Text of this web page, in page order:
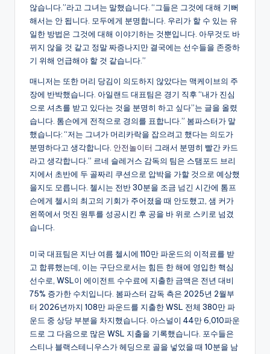
않습니다.”라고 그녀는 말했습니다. “그들은 그것에 대해 기뻐
해서는 안 됩니다. 모두에게 분명합니다. 우리가 할 수 있는 유
일한 방법은 그것에 대해 이야기하는 것뿐입니다. 아무것도 바
뀌지 않을 것 같고 정말 짜증나지만 결국에는 선수들을 존중하
기 위해 언급해야 할 것 같습니다.”
매니저는 또한 머리 당김이 의도하지 않았다는 맥케이브의 주
장에 반박했습니다. 아일랜드 대표팀은 경기 직후 “내가 진심
으로 셔츠를 받고 있다는 것을 분명히 하고 싶다”는 글을 올렸
습니다. 톰슨에게 전적으로 경의를 표합니다.” 봄파스터가 말
했습니다: “저는 그녀가 머리카락을 잡으려고 했다는 의도가
분명하다고 생각합니다. 안전놀이터 그래서 분명히 빨간 카드
라고 생각합니다.” 르네 슬레거스 감독의 팀은 스탬포드 브리
지에서 초반에 두 골짜리 쿠션으로 압박을 가할 것으로 예상했
을지도 모릅니다. 첼시는 전반 30분을 조금 넘긴 시간에 톰프
슨에게 첼시의 최고의 기회가 주어졌을 때 안도했고, 샘 커가
왼쪽에서 멋진 원투를 성공시킨 후 공을 바 위로 스키로 넘겼
습니다.
미국 대표팀은 지난 여름 첼시에 110만 파운드의 이적료를 받
고 합류했는데, 이는 구단으로서는 힘든 한 해에 영입한 핵심
선수로, WSL이 에이전트 수수료에 지출한 금액은 전년 대비
75% 증가한 수치입니다. 봄파스터 감독 측은 2025년 2월부
터 2026년까지 108만 파운드를 지출한 WSL 전체 380만 파
운드 중 상당 부분을 차지했습니다. 아스널이 44만 6,010파운
드로 그 다음으로 많은 WSL 지출을 기록했습니다. 포수들은
스티나 블랙스테니우스가 헤딩으로 골을 넣었을 때 10분을 남